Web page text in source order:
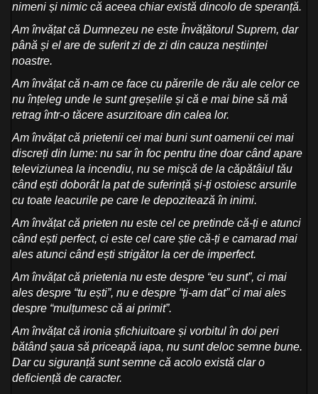
nimeni și nimic că aceea chiar există dincolo de speranță.
Am învățat că Dumnezeu ne este Învățătorul Suprem, dar
până și el are de suferit zi de zi din cauza neștiinței
noastre.
Am învățat că n-am ce face cu părerile de rău ale celor ce
nu înțeleg unde le sunt greșelile și că e mai bine să mă
retrag într-o tăcere asurzitoare din calea lor.
Am învățat că prietenii cei mai buni sunt oamenii cei mai
discreți din lume: nu sar în foc pentru tine doar când apare
televiziunea la incendiu, nu se mișcă de la căpătâiul tău
când ești doborât la pat de suferință și-ți ostoiesc arsurile
cu toate leacurile pe care le depozitează în inimi.
Am învățat că prieten nu este cel ce pretinde că-ți e atunci
când ești perfect, ci este cel care știe că-ți e camarad mai
ales atunci când ești strigător la cer de imperfect.
Am învățat că prietenia nu este despre “eu sunt”, ci mai
ales despre “tu ești”, nu e despre “ți-am dat” ci mai ales
despre “mulțumesc că ai primit”.
Am învățat că ironia șfichiuitoare și vorbitul în doi peri
bătând șaua să priceapă iapa, nu sunt deloc semne bune.
Dar cu siguranță sunt semne că acolo există clar o
deficiență de caracter.